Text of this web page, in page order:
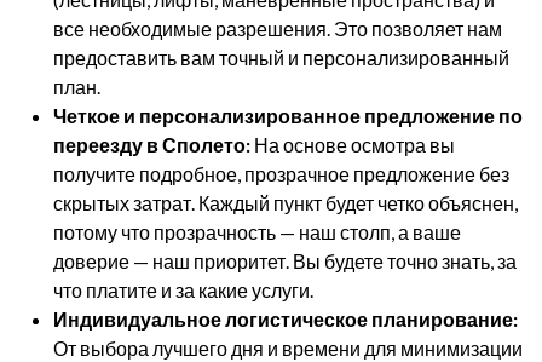
все необходимые разрешения. Это позволяет нам
предоставить вам точный и персонализированный
план.
Четкое и персонализированное предложение по
переезду в Сполето: На основе осмотра вы
получите подробное, прозрачное предложение без
скрытых затрат. Каждый пункт будет четко объяснен,
потому что прозрачность — наш столп, а ваше
доверие — наш приоритет. Вы будете точно знать, за
что платите и за какие услуги.
Индивидуальное логистическое планирование:
От выбора лучшего дня и времени для минимизации